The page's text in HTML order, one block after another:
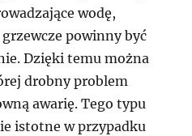
wodę,
powinny być
Dzięki temu można
drobny problem
awarię. Tego typu
istotne w przypadku